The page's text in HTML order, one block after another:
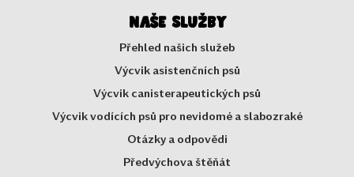
Naše služby
Přehled našich služeb
Výcvik asistenčních psů
Výcvik canisterapeutických psů
Výcvik vodících psů pro nevidomé a slabozraké
Otázky a odpovědi
Předvýchova štěňát